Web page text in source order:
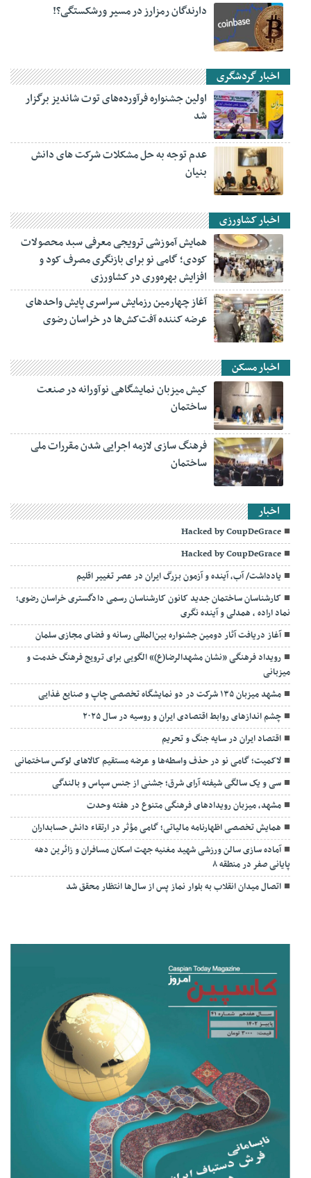
دارندگان رمزارز در مسیر ورشکستگی؟!
اخبار گردشگری
اولین جشنواره فرآورده‌های توت شاندیز برگزار
شد
عدم توجه به حل مشکلات شرکت های دانش
بنیان
اخبار کشاورزی
همایش آموزشی ترویجی معرفی سبد محصولات
کودی؛ گامی نو برای بازنگری مصرف کود و
افزایش بهره‌وری در کشاورزی
آغاز چهارمین رزمایش سراسری پایش واحدهای
عرضه کننده آفت‌کش‌ها در خراسان رضوی
اخبار مسکن
کیش میزبان نمایشگاهی نوآورانه در صنعت
ساختمان
فرهنگ سازی لازمه اجرایی شدن مقررات ملی
ساختمان
اخبار
Hacked by CoupDeGrace
Hacked by CoupDeGrace
یادداشت/ آب، آینده و آزمون بزرگ ایران در عصر تغییر اقلیم
کارشناسان ساختمان جدید کانون کارشناسان رسمی دادگستری خراسان رضوی؛
نماد اراده ، همدلی و آینده نگری
آغاز دریافت آثار دومین جشنواره بین‌المللی رسانه و فضای مجازی سلمان
رویداد فرهنگی «نشان مشهدالرضا(ع)» الگویی برای ترویج فرهنگ خدمت و
میزبانی
مشهد میزبان ۱۳۵ شرکت در دو نمایشگاه تخصصی چاپ و صنایع غذایی
چشم اندازهای روابط اقتصادی ایران و روسیه در سال ۲۰۲۵
اقتصاد ایران در سایه جنگ و تحریم
لاکمیت؛ گامی نو در حذف واسطه‌ها و عرضه مستقیم کالاهای لوکس ساختمانی
سی و یک سالگی شیفته آرای شرق؛ جشنی از جنس سپاس و بالندگی
مشهد، میزبان رویدادهای فرهنگی متنوع در هفته وحدت
همایش تخصصی اظهارنامه مالیاتی؛ گامی مؤثر در ارتقاء دانش حسابداران
آماده سازی سالن ورزشی شهید مغنیه جهت اسکان مسافران و زائرین دهه
پایانی صفر در منطقه ۸
اتصال میدان انقلاب به بلوار نماز پس از سال‌ها انتظار محقق شد